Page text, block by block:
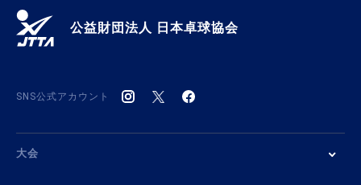
公益財団法人 日本卓球協会
SNS公式アカウント
大会